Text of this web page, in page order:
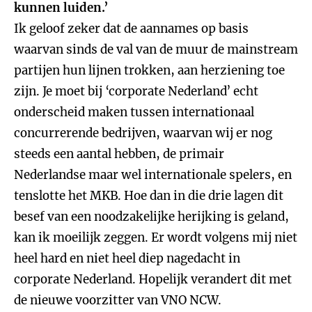
kunnen luiden.’
Ik geloof zeker dat de aannames op basis
waarvan sinds de val van de muur de mainstream
partijen hun lijnen trokken, aan herziening toe
zijn. Je moet bij ‘corporate Nederland’ echt
onderscheid maken tussen internationaal
concurrerende bedrijven, waarvan wij er nog
steeds een aantal hebben, de primair
Nederlandse maar wel internationale spelers, en
tenslotte het MKB. Hoe dan in die drie lagen dit
besef van een noodzakelijke herijking is geland,
kan ik moeilijk zeggen. Er wordt volgens mij niet
heel hard en niet heel diep nagedacht in
corporate Nederland. Hopelijk verandert dit met
de nieuwe voorzitter van VNO NCW.